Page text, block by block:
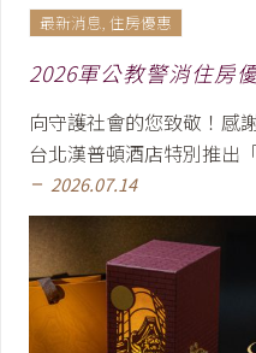
最新消息, 住房優惠
2026軍公教警消住房
向守護社會的您致敬！感
台北漢普頓酒店特別推出
remove 2026.07.14